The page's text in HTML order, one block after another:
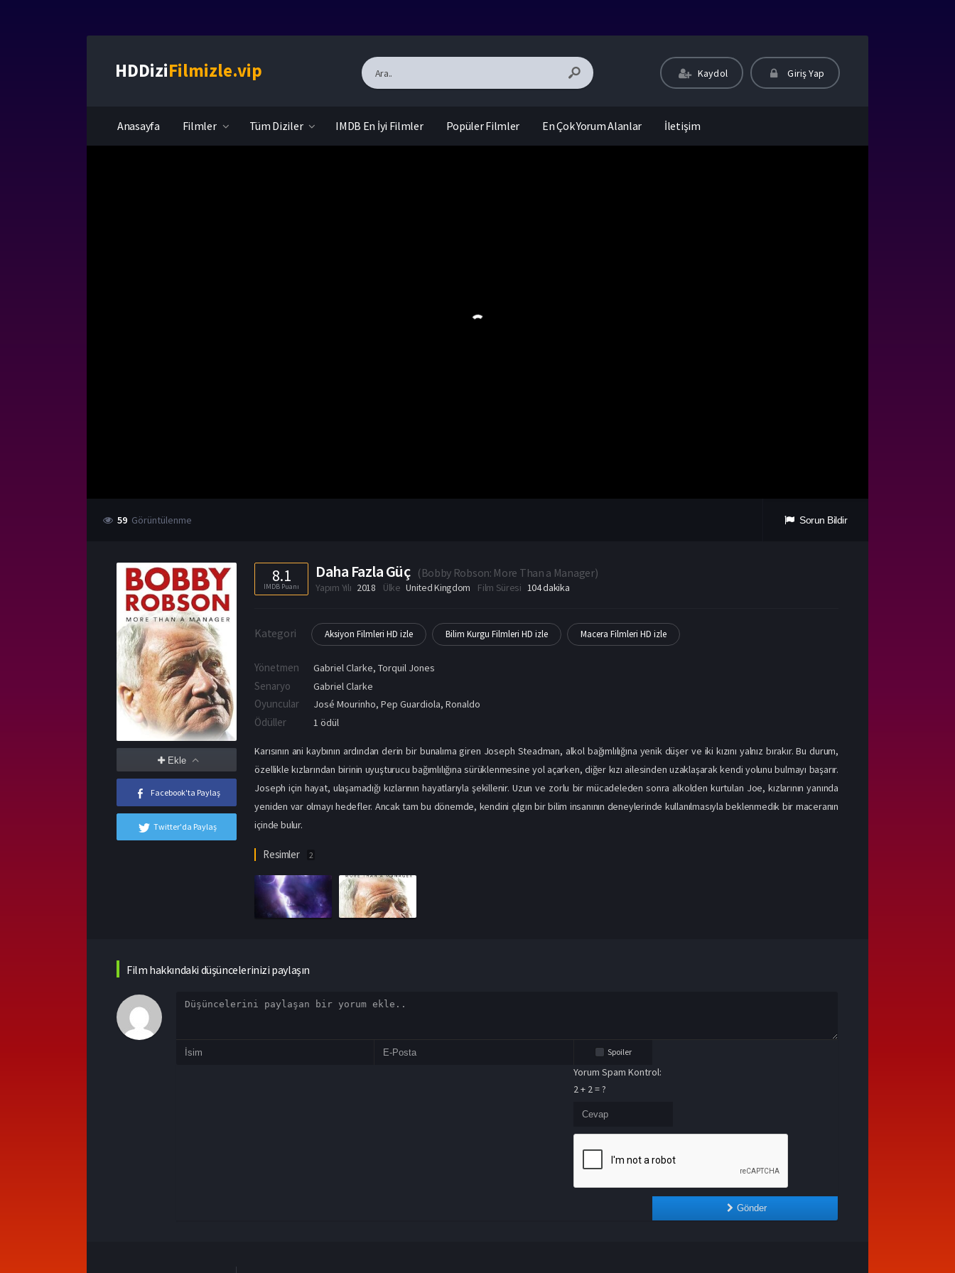
HDDiziFilmizle.vip Kaydol Giriş Yap
Anasayfa Filmler Tüm Diziler IMDB En İyi Filmler Popüler Filmler En Çok Yorum Alanlar İletişim
59 Görüntülenme Sorun Bildir
Ekle
Facebook'ta Paylaş
Twitter'da Paylaş
8.1
IMDB Puanı
Daha Fazla Güç (Bobby Robson: More Than a Manager)
Yapım Yılı 2018 Ülke United Kingdom Film Süresi 104 dakika
Kategori Aksiyon Filmleri HD izle Bilim Kurgu Filmleri HD izle Macera Filmleri HD izle
Yönetmen Gabriel Clarke,Torquil Jones
Senaryo Gabriel Clarke
Oyuncular José Mourinho,Pep Guardiola,Ronaldo
Ödüller 1 ödül
Karısının ani kaybının ardından derin bir bunalıma giren Joseph Steadman, alkol bağımlılığına yenik düşer ve iki kızını yalnız bırakır. Bu durum,
özellikle kızlarından birinin uyuşturucu bağımlılığına sürüklenmesine yol açarken, diğer kızı ailesinden uzaklaşarak kendi yolunu bulmayı başarır.
Joseph için hayat, ulaşamadığı kızlarının hayatlarıyla şekillenir. Uzun ve zorlu bir mücadeleden sonra alkolden kurtulan Joe, kızlarının yanında
yeniden var olmayı hedefler. Ancak tam bu dönemde, kendini çılgın bir bilim insanının deneylerinde kullanılmasıyla beklenmedik bir maceranın
içinde bulur.
Resimler 2
Film hakkındaki düşüncelerinizi paylaşın
Spoiler
Yorum Spam Kontrol:
2 + 2 = ?
Gönder